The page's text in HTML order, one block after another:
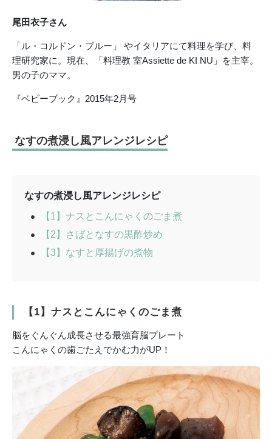
尾田衣子さん
「ル・コルドン・ブルー」 やイタリアにて料理を学び、料
理研究家に。現在、「料理教 室Assiette de KI NU」を主宰。
男の子のママ。
『ベビーブック』2015年2月号
なすの煮浸し風アレンジレシピ
なすの煮浸し風アレンジレシピ
【1】ナスとこんにゃくのごま煮
【2】さばとなすの黒酢炒め
【3】なすと厚揚げの煮物
【1】ナスとこんにゃくのごま煮
脳をぐんぐん成長させる最強育脳プレート
こんにゃくの歯ごたえでかむ力がUP！